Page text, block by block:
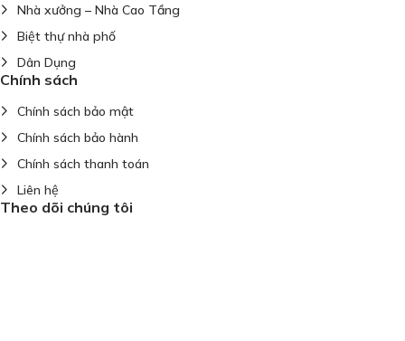
Nhà xưởng – Nhà Cao Tầng
Biệt thự nhà phố
Dân Dụng
Chính sách
Chính sách bảo mật
Chính sách bảo hành
Chính sách thanh toán
Liên hệ
Theo dõi chúng tôi